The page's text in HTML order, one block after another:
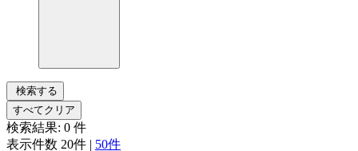
検索する
すべてクリア
検索結果: 0 件
表示件数 20件 | 50件